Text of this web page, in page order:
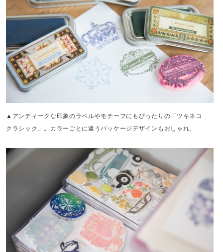
▲アンティークな印象のラベルやモチーフにもぴったりの「ツキネコ
クラシック」。カラーごとに違うパッケージデザインもおしゃれ。